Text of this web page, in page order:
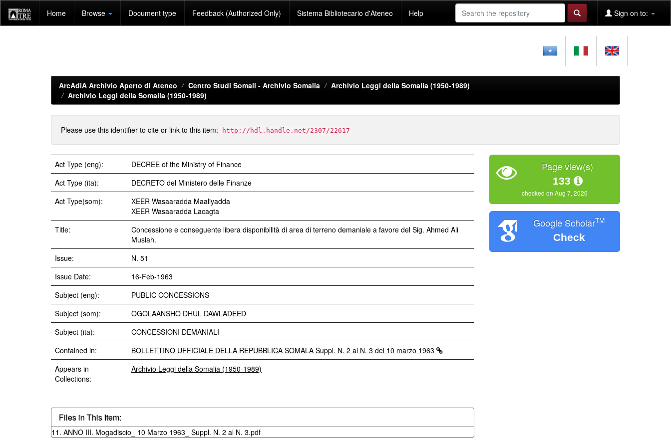
navigation
Home Browse Document type Feedback (Authorized Only) Sistema Bibliotecario d'Ateneo Help Sign on to:
ArcAdiA Archivio Aperto di Ateneo Centro Studi Somali - Archivio Somalia
Archivio Leggi della Somalia (1950-1989)
Archivio Leggi della Somalia (1950-1989)
Please use this identifier to cite or link to this item: http://hdl.handle.net/2307/22617
Act Type (eng):
DECREE of the Ministry of Finance
Act Type (ita):
DECRETO del Ministero delle Finanze
Act Type(som):
XEER Wasaaradda Maaliyadda
XEER Wasaaradda Lacagta
Title:
Concessione e conseguente libera disponibilità di area di terreno demaniale a favore del Sig. Ahmed Ali
Muslah.
Issue:
N. 51
Issue Date:
16-Feb-1963
Subject (eng):
PUBLIC CONCESSIONS
Subject (som):
OGOLAANSHO DHUL DAWLADEED
Subject (ita):
CONCESSIONI DEMANIALI
Contained in:
BOLLETTINO UFFICIALE DELLA REPUBBLICA SOMALA Suppl. N. 2 al N. 3 del 10 marzo 1963
Appears in
Collections:
Archivio Leggi della Somalia (1950-1989)
Files in This Item:
11. ANNO III. Mogadiscio_ 10 Marzo 1963_ Suppl. N. 2 al N. 3.pdf
Page view(s)
133
checked on Aug 7, 2026
Google ScholarTM
Check